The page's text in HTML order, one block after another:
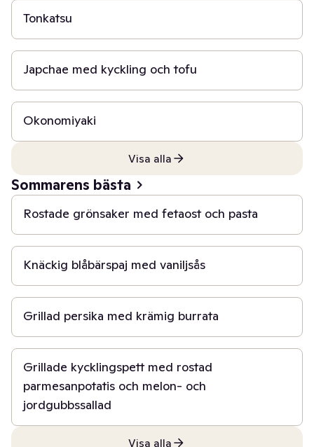
Tonkatsu
40 min
Japchae med kyckling och tofu
30 min
Okonomiyaki
Visa alla
Sommarens bästa
30 min
Rostade grönsaker med fetaost och pasta
1 t
Knäckig blåbärspaj med vaniljsås
20 min
Grillad persika med krämig burrata
1 t
Grillade kycklingspett med rostad
parmesanpotatis och melon- och
jordgubbssallad
Visa alla